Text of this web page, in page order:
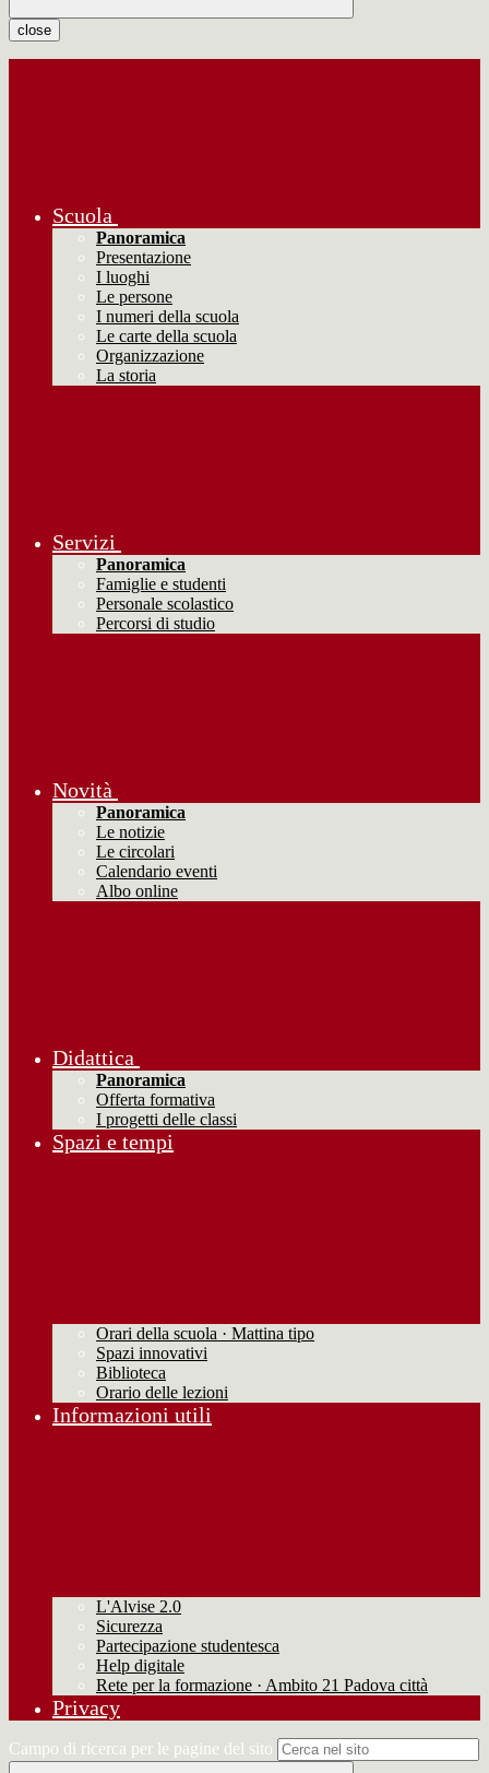
close
Scuola
Panoramica
Presentazione
I luoghi
Le persone
I numeri della scuola
Le carte della scuola
Organizzazione
La storia
Servizi
Panoramica
Famiglie e studenti
Personale scolastico
Percorsi di studio
Novità
Panoramica
Le notizie
Le circolari
Calendario eventi
Albo online
Didattica
Panoramica
Offerta formativa
I progetti delle classi
Spazi e tempi
Orari della scuola · Mattina tipo
Spazi innovativi
Biblioteca
Orario delle lezioni
Informazioni utili
L'Alvise 2.0
Sicurezza
Partecipazione studentesca
Help digitale
Rete per la formazione · Ambito 21 Padova città
Privacy
Campo di ricerca per le pagine del sito